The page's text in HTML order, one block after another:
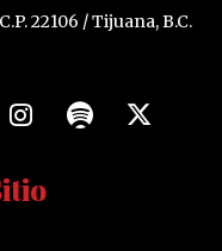
22106 / Tijuana, B.C.